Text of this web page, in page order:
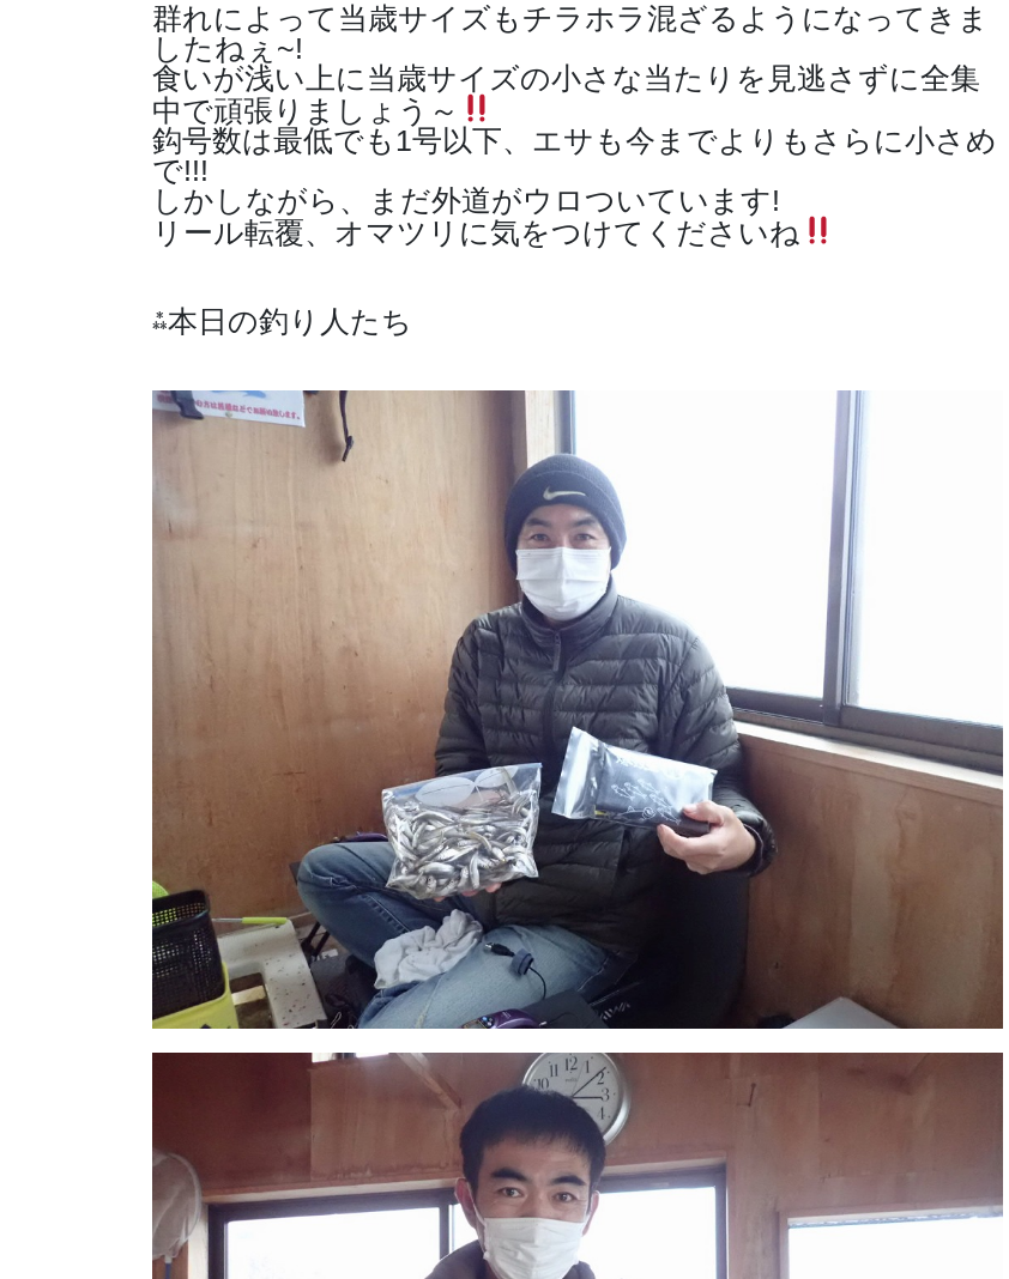
群れによって当歳サイズもチラホラ混ざるようになってきま
したねぇ~!
食いが浅い上に当歳サイズの小さな当たりを見逃さずに全集
中で頑張りましょう～
鈎号数は最低でも1号以下、エサも今までよりもさらに小さめ
で!!!
しかしながら、まだ外道がウロついています!
リール転覆、オマツリに気をつけてくださいね
⁂本日の釣り人たち